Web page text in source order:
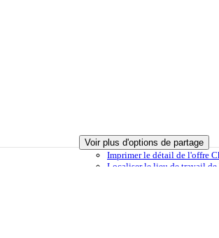
Voir plus d'options de partage
Imprimerle détail de l'offre
Localiserle lieu de travail